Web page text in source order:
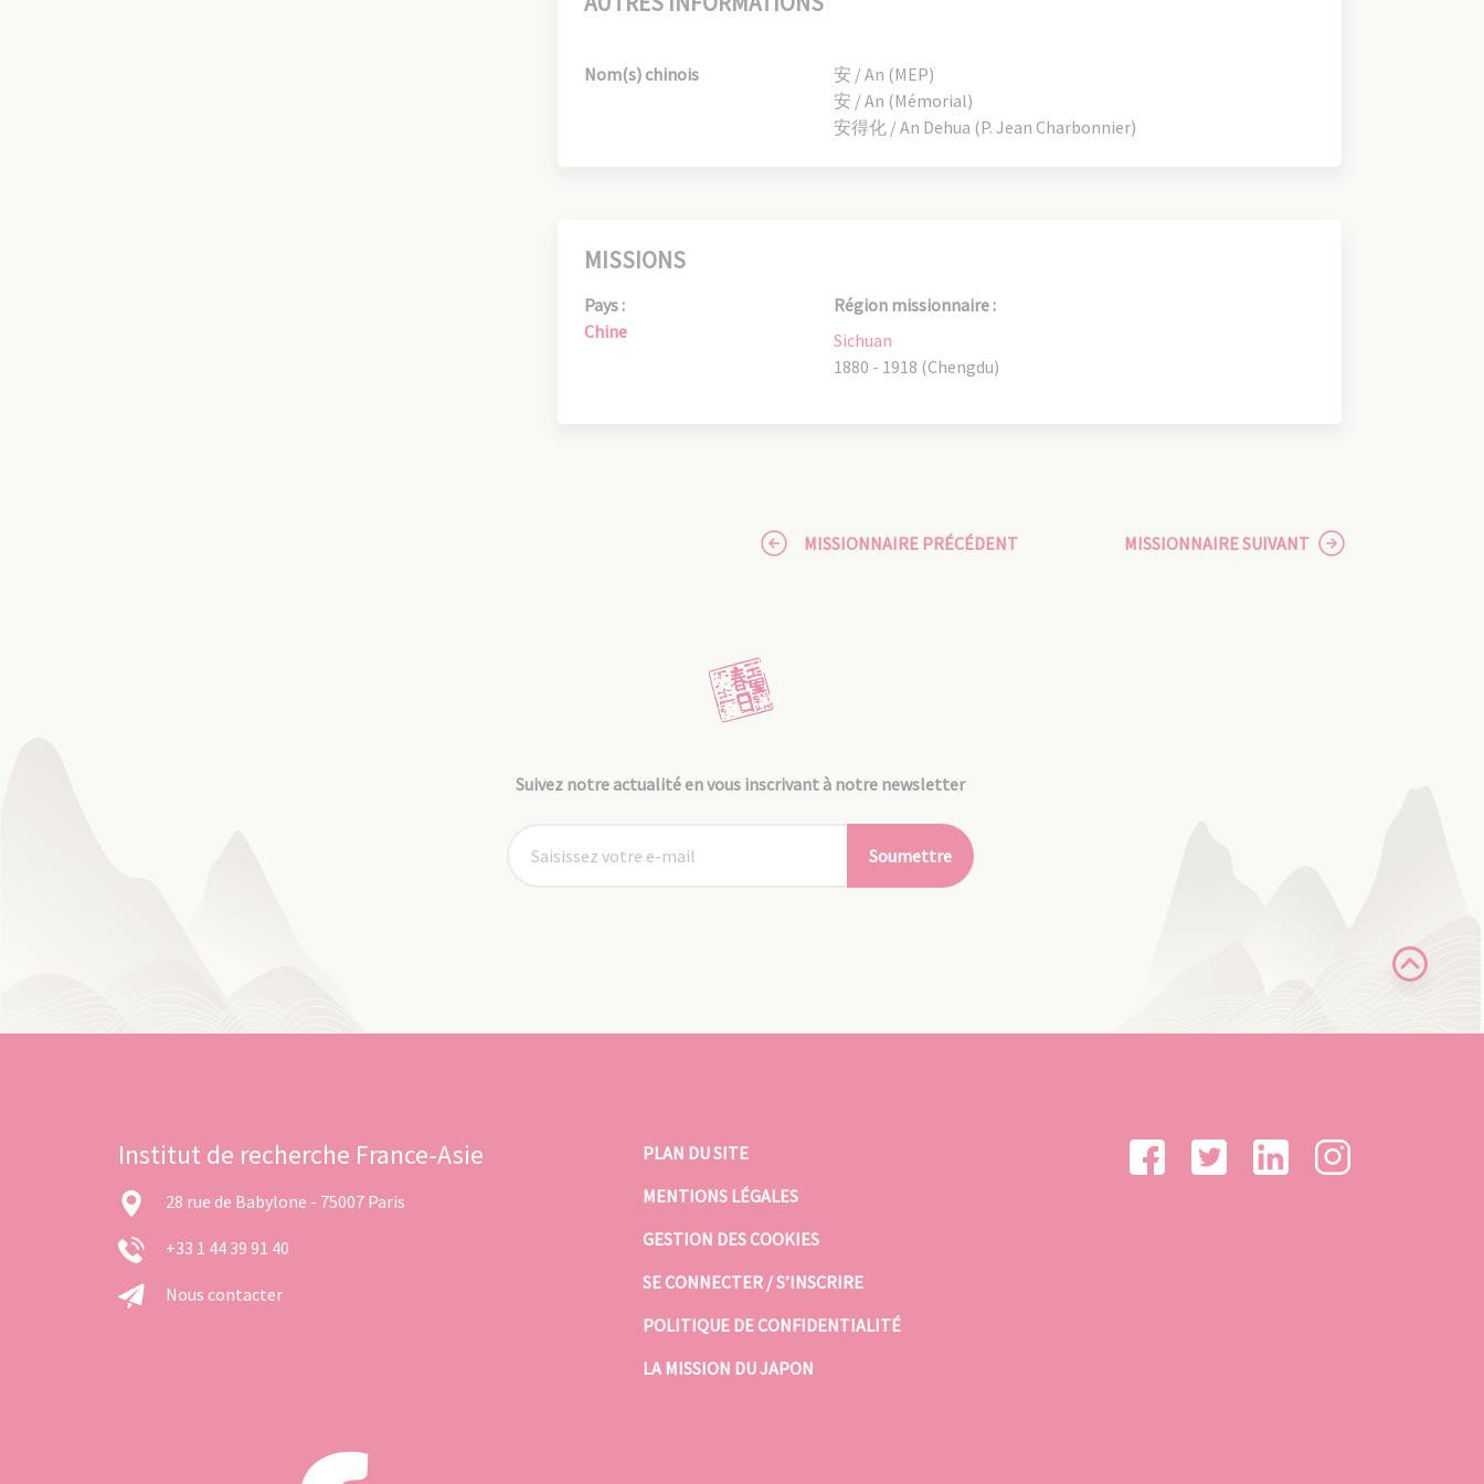
Nom(s) chinois
安 / An (MEP)
安 / An (Mémorial)
安得化 / An Dehua (P. Jean Charbonnier)
MISSIONS
Pays :
Chine
Région missionnaire :
Sichuan
1880 - 1918 (Chengdu)
MISSIONNAIRE PRÉCÉDENT MISSIONNAIRE SUIVANT
Suivez notre actualité en vous inscrivant à notre newsletter
Soumettre
Institut de recherche France-Asie
28 rue de Babylone - 75007 Paris
+33 1 44 39 91 40
Nous contacter
PLAN DU SITE
MENTIONS LÉGALES
GESTION DES COOKIES
SE CONNECTER / S’INSCRIRE
POLITIQUE DE CONFIDENTIALITÉ
LA MISSION DU JAPON